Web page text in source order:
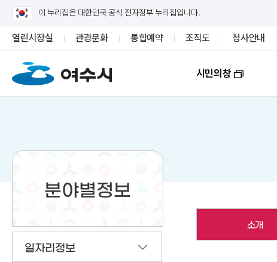
이 누리집은 대한민국 공식 전자정부 누리집입니다.
열린시장실 관광문화 통합예약 조직도 청사안내
시민의창
분야별정보
일자리정보
소개